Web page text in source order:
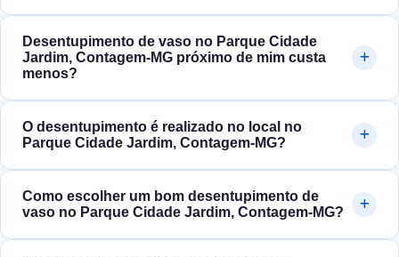
Desentupimento de vaso no Parque Cidade
Jardim, Contagem‑MG próximo de mim custa
menos?
O desentupimento é realizado no local no
Parque Cidade Jardim, Contagem‑MG?
Como escolher um bom desentupimento de
vaso no Parque Cidade Jardim, Contagem‑MG?